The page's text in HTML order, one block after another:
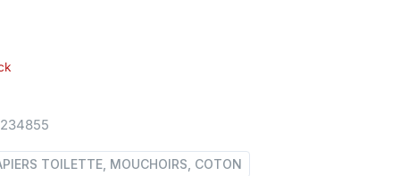
TOILETTE, MOUCHOIRS, COTON